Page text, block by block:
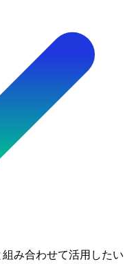
み合わせて活用したい